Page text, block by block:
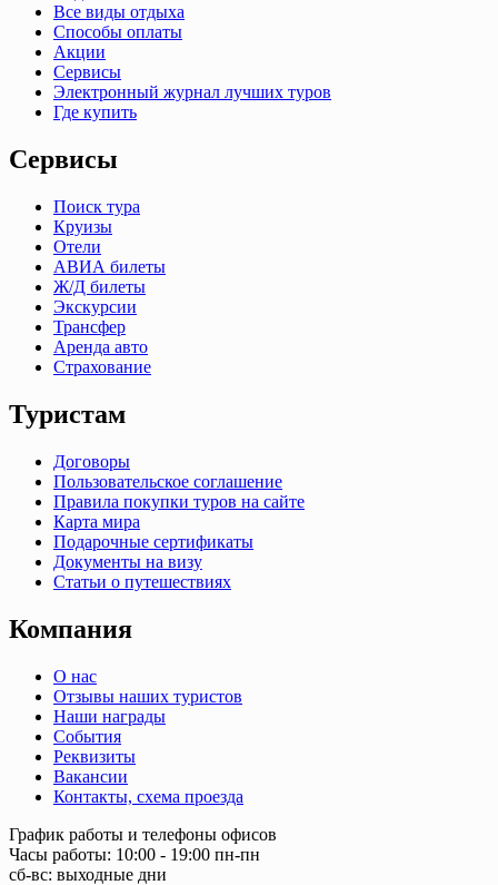
Все виды отдыха
Способы оплаты
Акции
Сервисы
Электронный журнал лучших туров
Где купить
Сервисы
Поиск тура
Круизы
Отели
АВИА билеты
Ж/Д билеты
Экскурсии
Трансфер
Аренда авто
Страхование
Туристам
Договоры
Пользовательское соглашение
Правила покупки туров на сайте
Карта мира
Подарочные сертификаты
Документы на визу
Статьи о путешествиях
Компания
О нас
Отзывы наших туристов
Наши награды
События
Реквизиты
Вакансии
Контакты, схема проезда
График работы и телефоны офисов
Часы работы: 10:00 - 19:00 пн-пн
сб-вс: выходные дни